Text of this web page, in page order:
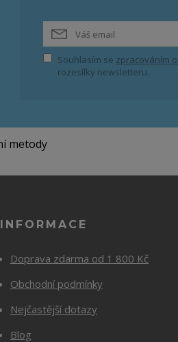
Souhlasím se zpracováním
rozesílky newsletteru.
INFORMACE
Doprava zdarma od 1 800 Kč
Obchodní podmínky
Nejčastější dotazy
Blog